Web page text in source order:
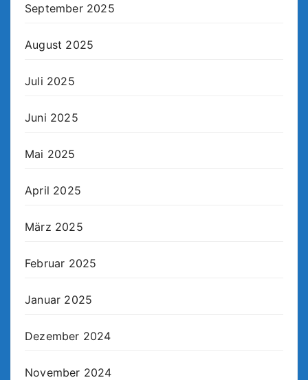
September 2025
August 2025
Juli 2025
Juni 2025
Mai 2025
April 2025
März 2025
Februar 2025
Januar 2025
Dezember 2024
November 2024